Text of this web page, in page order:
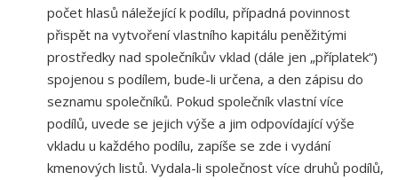
počet hlasů náležející k podílu, případná povinnost
přispět na vytvoření vlastního kapitálu peněžitými
prostředky nad společníkův vklad (dále jen „příplatek“)
spojenou s podílem, bude-li určena, a den zápisu do
seznamu společníků. Pokud společník vlastní více
podílů, uvede se jejich výše a jim odpovídající výše
vkladu u každého podílu, zapíše se zde i vydání
kmenových listů. Vydala-li společnost více druhů podílů,